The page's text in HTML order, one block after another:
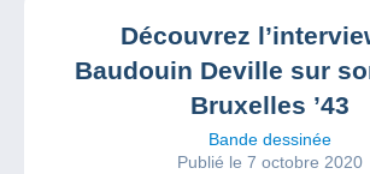
Découvrez
Baudouin Deville sur
Bruxelles ’43
Bande dessinée
Publié le 7 octobre 2020